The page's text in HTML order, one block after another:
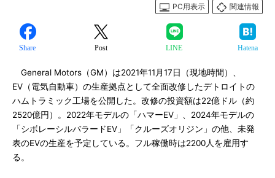
PC用表示
関連情報
Share Post LINE Hatena
General Motors（GM）は2021年11月17日（現地時間）、
EV（電気自動車）の生産拠点として全面改修したデトロイトの
ハムトラミック工場を公開した。改修の投資額は22億ドル（約
2520億円）。2022年モデルの「ハマーEV」、2024年モデルの
「シボレーシルバラードEV」「クルーズオリジン」の他、未発
表のEVの生産を予定している。フル稼働時は2200人を雇用す
る。